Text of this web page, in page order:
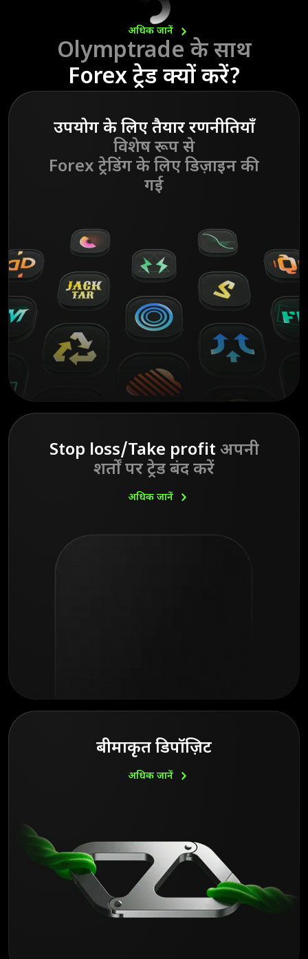
अधिक जानें
Olymptrade के साथ
Forex ट्रेड क्यों करें?
उपयोग के लिए तैयार रणनीतियाँ
विशेष रूप से
Forex ट्रेडिंग के लिए डिज़ाइन की
गई
Stop loss/Take profit अपनी
शर्तों पर ट्रेड बंद करें
अधिक जानें
बीमाकृत डिपॉज़िट
अधिक जानें